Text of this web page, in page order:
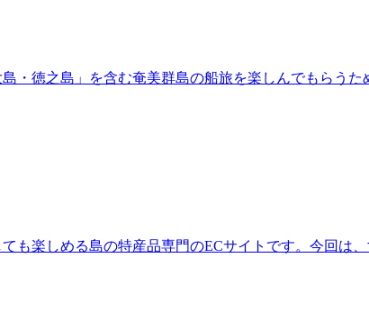
・徳之島」を含む奄美群島の船旅を楽しんでもらうた
も楽しめる島の特産品専門のECサイトです。今回は